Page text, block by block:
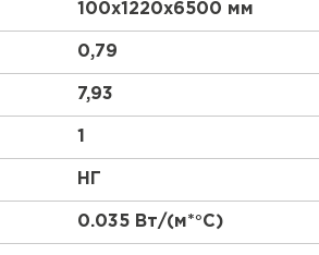
100х1220х6500 мм
0,79
7,93
1
НГ
0.035 Вт/(м*°C)